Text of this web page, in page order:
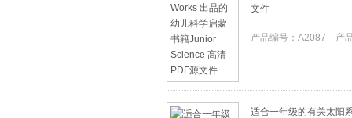
文件
产品编号：A2087 产
适合一年级的有关太阳